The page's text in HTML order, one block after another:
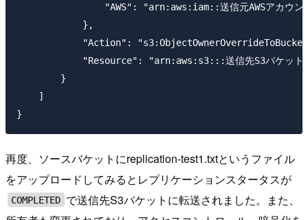
"AWS": "arn:aws:iam::送信元AWSアカウ
            },
"Action":
"Resource": "arn:aws:s3:::送信先S3バケット
        }
    ]
再度、ソースバケットにreplication-test1.txtというファイル
をアップロードしてみるとレプリケーションスタータスが
COMPLETED で送信先S3バケットに転送されました。また、